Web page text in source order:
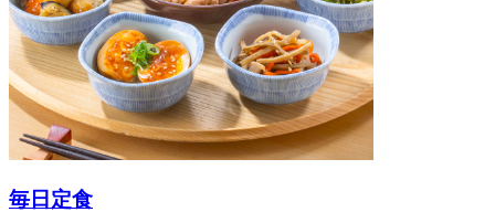
毎日定食